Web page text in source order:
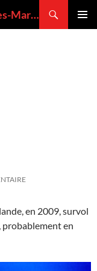
VOLCANMANIA : le blog de Jacques-Marie BARDINTZEFF, volcanologue
en 2009, survol
probablement en